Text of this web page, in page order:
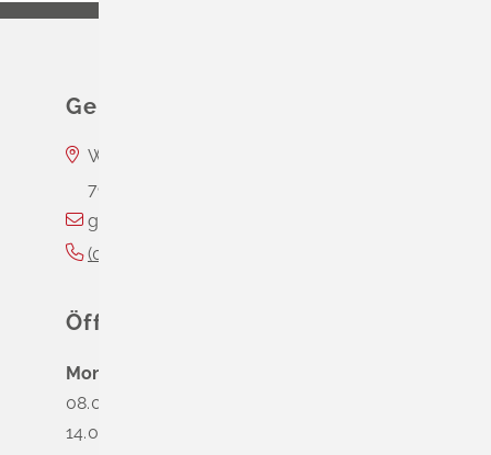
Gemeinde Schliengen
Wasserschloss Entenstein
79418
gemeinde@schliengen.de
(0
Öffnungszeiten
Montag
08.00 - 12.00 Uhr
14.00 - 16.00 Uhr